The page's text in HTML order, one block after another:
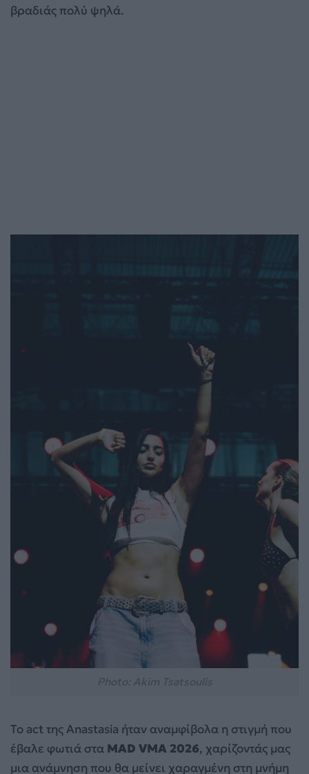
βραδιάς πολύ ψηλά.
Το act της Anastasia ήταν αναμφίβολα η στιγμή που
έβαλε φωτιά στα MAD VMA 2026, χαρίζοντάς μας
μια ανάμνηση που θα μείνει χαραγμένη στη μνήμη